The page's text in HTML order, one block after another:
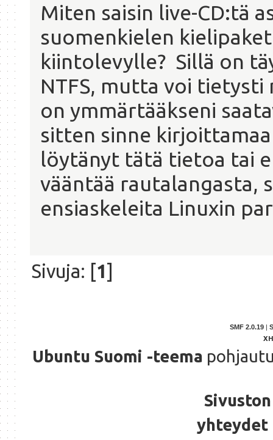
Miten saisin live-CD:tä
suomenkielen
kiintolevylle? Sillä on
NTFS, mutta voi tietysti
on ymmärtääkseni
sitten sinne
löytänyt tätä tietoa tai
vääntää rautalangasta,
ensiaskeleita Linuxin
Sivuja: [1]
SMF 2.0.19
Ubuntu Suomi -teema
yhteydet